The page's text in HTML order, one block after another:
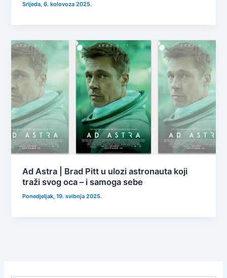
Srijeda, 6. kolovoza 2025.
Ad Astra | Brad Pitt u ulozi astronauta koji
traži svog oca – i samoga sebe
Ponedjeljak, 19. svibnja 2025.